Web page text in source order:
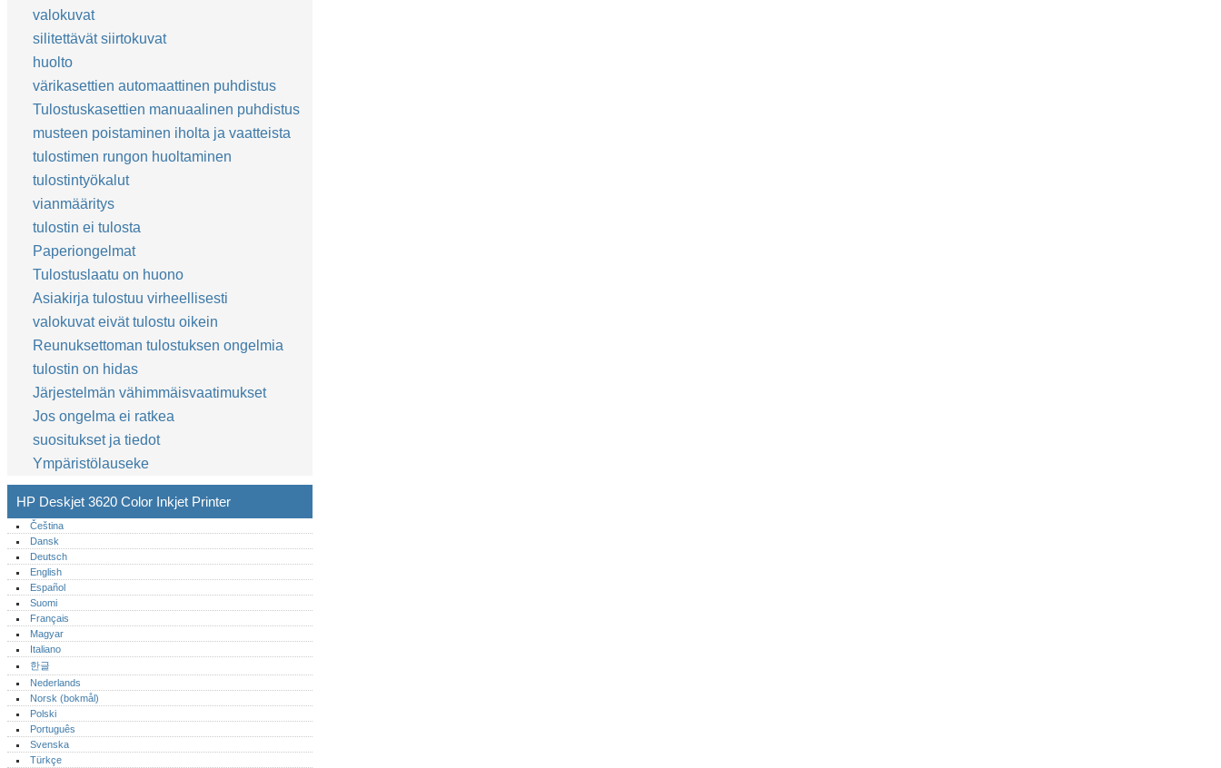
valokuvat
silitettävät siirtokuvat
huolto
värikasettien automaattinen puhdistus
Tulostuskasettien manuaalinen puhdistus
musteen poistaminen iholta ja vaatteista
tulostimen rungon huoltaminen
tulostintyökalut
vianmääritys
tulostin ei tulosta
Paperiongelmat
Tulostuslaatu on huono
Asiakirja tulostuu virheellisesti
valokuvat eivät tulostu oikein
Reunuksettoman tulostuksen ongelmia
tulostin on hidas
Järjestelmän vähimmäisvaatimukset
Jos ongelma ei ratkea
suositukset ja tiedot
Ympäristölauseke
HP Deskjet 3620 Color Inkjet Printer
Čeština
Dansk
Deutsch
English
Español
Suomi
Français
Magyar
Italiano
한글
Nederlands
Norsk (bokmål)‎
Polski
Português‎
Svenska
Türkçe